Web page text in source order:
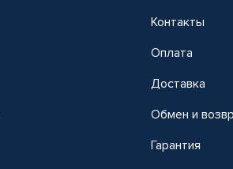
Контакты
Оплата
Доставка
Обмен и
Гарантия